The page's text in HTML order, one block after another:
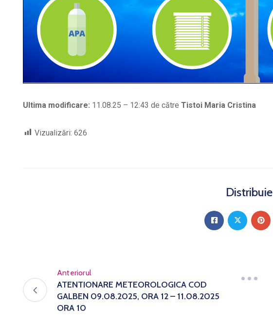
Ultima modificare: 11.08.25 – 12:43 de către Tistoi Maria Cristina
Vizualizări: 626
Distribuie
Anteriorul
ATENTIONARE METEOROLOGICA COD
GALBEN 09.08.2025, ORA 12 – 11.08.2025
ORA 10